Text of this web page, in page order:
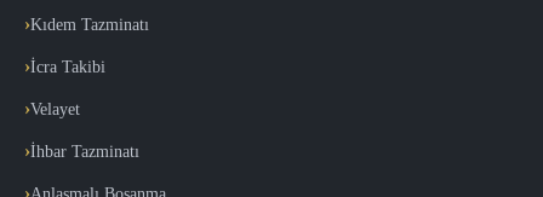
Kıdem Tazminatı
İcra Takibi
Velayet
İhbar Tazminatı